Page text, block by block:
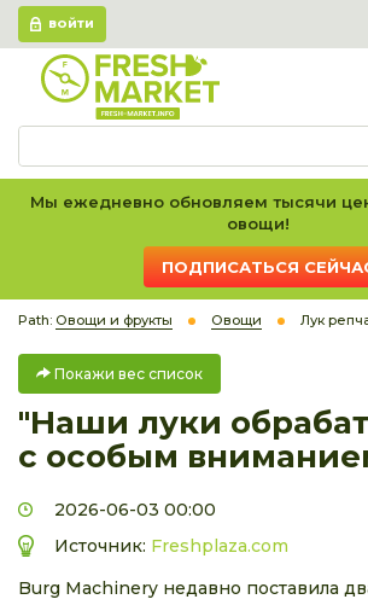
ВОЙТИ
Мы ежедневно обновляем тысячи
овощи!
ПОДПИСАТЬСЯ
Path: Овощи и фрукты Овощи Лук
Покажи вес список
"Наши луки
с особым
2026-06-03 00:00
Источник: Freshplaza.com
Burg Machinery недавно поставила